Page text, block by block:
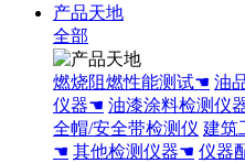
产品天地
全部
燃烧阻燃性能测试☚ 油
仪器☚ 油漆涂料检测仪
全帽/安全带检测仪 建筑
☚ 其他检测仪器☚ 仪器